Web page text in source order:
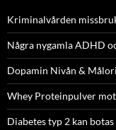
Kriminalvården
Några nygamla ADHD
Dopamin Nivån &
Whey Proteinpulver
Diabetes typ 2 kan botas